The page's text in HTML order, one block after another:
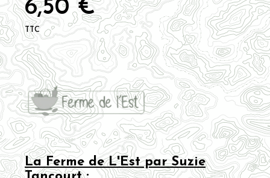
6,50 €
TTC
La Ferme de L'Est par Suzie